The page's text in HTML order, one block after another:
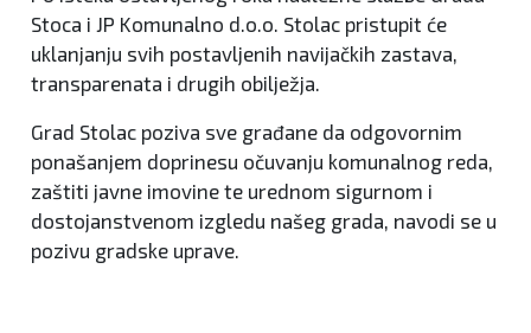
Stoca i JP Komunalno d.o.o. Stolac pristupit će
uklanjanju svih postavljenih navijačkih zastava,
transparenata i drugih obilježja.
Grad Stolac poziva sve građane da odgovornim
ponašanjem doprinesu očuvanju komunalnog reda,
zaštiti javne imovine te urednom sigurnom i
dostojanstvenom izgledu našeg grada, navodi se u
pozivu gradske uprave.